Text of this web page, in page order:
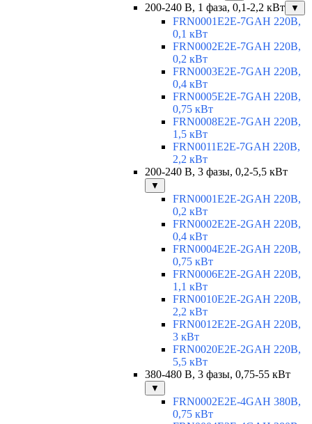
200-240 В, 1 фаза, 0,1-2,2 кВт ▼
FRN0001E2E-7GAH 220В,
0,1 кВт
FRN0002E2E-7GAH 220В,
0,2 кВт
FRN0003E2E-7GAH 220В,
0,4 кВт
FRN0005E2E-7GAH 220В,
0,75 кВт
FRN0008E2E-7GAH 220В,
1,5 кВт
FRN0011E2E-7GAH 220В,
2,2 кВт
200-240 В, 3 фазы, 0,2-5,5 кВт
▼
FRN0001E2E-2GAH 220В,
0,2 кВт
FRN0002E2E-2GAH 220В,
0,4 кВт
FRN0004E2E-2GAH 220В,
0,75 кВт
FRN0006E2E-2GAH 220В,
1,1 кВт
FRN0010E2E-2GAH 220В,
2,2 кВт
FRN0012E2E-2GAH 220В,
3 кВт
FRN0020E2E-2GAH 220В,
5,5 кВт
380-480 В, 3 фазы, 0,75-55 кВт
▼
FRN0002E2E-4GAH 380В,
0,75 кВт